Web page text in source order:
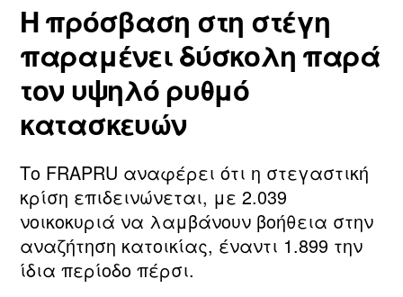
Η πρόσβαση στη στέγη
παραμένει δύσκολη παρά
τον υψηλό ρυθμό
κατασκευών
Το FRAPRU αναφέρει ότι η στεγαστική
κρίση επιδεινώνεται, με 2.039
νοικοκυριά να λαμβάνουν βοήθεια στην
αναζήτηση κατοικίας, έναντι 1.899 την
ίδια περίοδο πέρσι.